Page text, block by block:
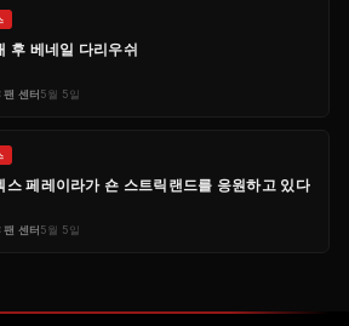
후 베네일 다리우쉬
팬 센터5월 5일
스 페레이라가 숀 스트릭랜드를 응원하고 있다
팬 센터5월 5일